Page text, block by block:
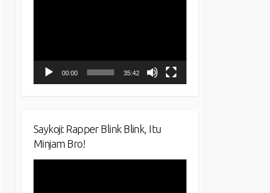
00:00 35:42
Saykoji: Rapper Blink Blink, Itu
Minjam Bro!